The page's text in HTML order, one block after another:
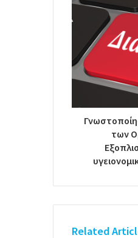
των
Related